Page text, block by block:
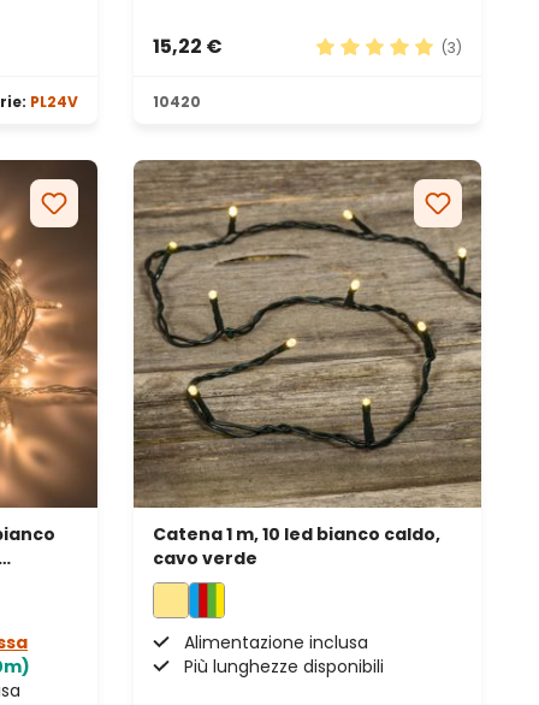
PL24V
15,22 €
(3)
10420
Catena 1 m, 10 led bianco caldo,
cavo verde
Alimentazione inclusa
Più lunghezze disponibili